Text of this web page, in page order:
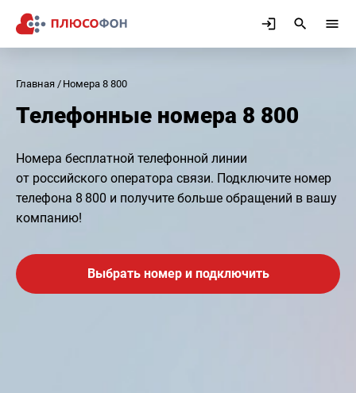
Главная Номера 8 800
Телефонные номера 8 800
Номера бесплатной телефонной линии
от российского оператора связи. Подключите номер
телефона 8 800 и получите больше обращений в вашу
компанию!
Выбрать номер и подключить